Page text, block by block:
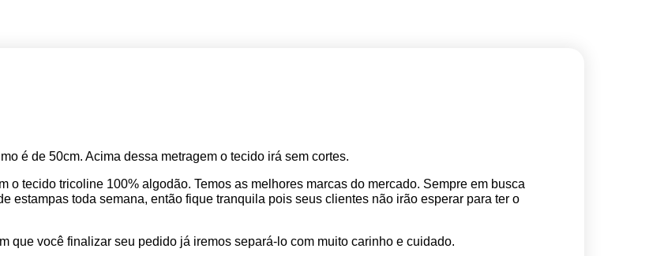
é de 50cm. Acima dessa metragem o tecido irá sem cortes.
o tecido tricoline 100% algodão. Temos as melhores marcas do mercado. Sempre em busca
estampas toda semana, então fique tranquila pois seus clientes não irão esperar para ter o
que você finalizar seu pedido já iremos separá-lo com muito carinho e cuidado.